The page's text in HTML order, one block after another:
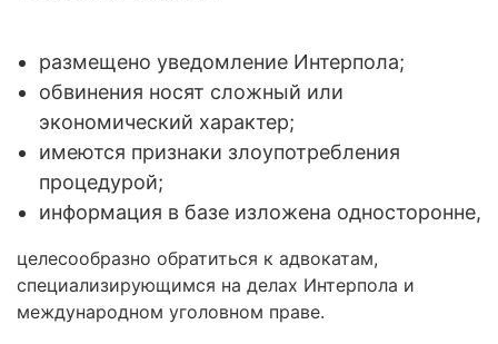
размещено уведомление Интерпола;
обвинения носят сложный или
экономический характер;
имеются признаки злоупотребления
процедурой;
информация в базе изложена односторонне,
целесообразно обратиться к адвокатам,
специализирующимся на делах Интерпола и
международном уголовном праве.